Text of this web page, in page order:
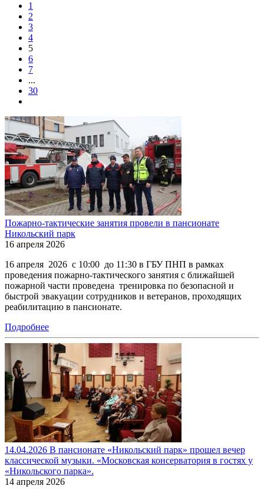
1
2
3
4
5
6
7
...
30
Пожарно-тактические занятия провели в пансионате
Никольский парк
16 апреля 2026
16 апреля 2026 с 10:00 до 11:30 в ГБУ ПНП в рамках
проведения пожарно-тактического занятия с ближайшей
пожарной части проведена тренировка по безопасной и
быстрой эвакуации сотрудников и ветеранов, проходящих
реабилитацию в пансионате.
Подробнее
14.04.2026 В пансионате «Никольский парк» прошел вечер
классической музыки. «Московская консерватория в гостях у
«Никольского парка».
14 апреля 2026